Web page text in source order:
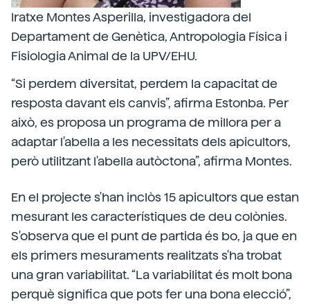
Iratxe Montes Asperilla, investigadora del
Departament de Genètica, Antropologia Física i
Fisiologia Animal de la UPV/EHU.
“Si perdem diversitat, perdem la capacitat de
resposta davant els canvis”, afirma Estonba. Per
això, es proposa un programa de millora per a
adaptar l'abella a les necessitats dels apicultors,
però utilitzant l'abella autòctona”, afirma Montes.
En el projecte s'han inclòs 15 apicultors que estan
mesurant les característiques de deu colònies.
S'observa que el punt de partida és bo, ja que en
els primers mesuraments realitzats s'ha trobat
una gran variabilitat. “La variabilitat és molt bona
perquè significa que pots fer una bona elecció”,